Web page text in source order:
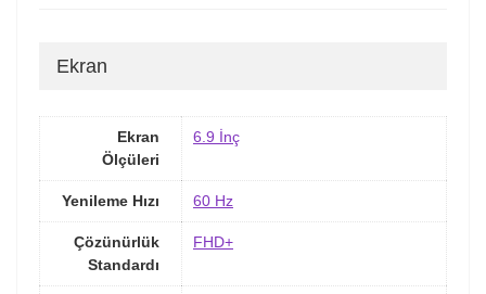
Ekran
Ekran
Ölçüleri
6.9 İnç
Yenileme Hızı 60 Hz
Çözünürlük
Standardı
FHD+